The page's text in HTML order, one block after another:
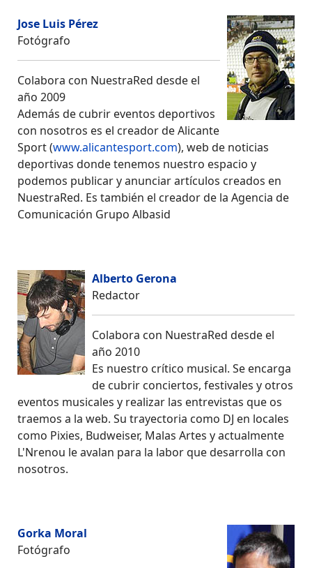
Jose Luis Pérez
Fotógrafo
Colabora con NuestraRed desde el
año 2009
Además de cubrir eventos deportivos
con nosotros es el creador de Alicante
Sport (www.alicantesport.com), web de noticias
deportivas donde tenemos nuestro espacio y
podemos publicar y anunciar artículos creados en
NuestraRed. Es también el creador de la Agencia de
Comunicación Grupo Albasid
Alberto Gerona
Redactor
Colabora con NuestraRed desde el
año 2010
Es nuestro crítico musical. Se encarga
de cubrir conciertos, festivales y otros
eventos musicales y realizar las entrevistas que os
traemos a la web. Su trayectoria como DJ en locales
como Pixies, Budweiser, Malas Artes y actualmente
L'Nrenou le avalan para la labor que desarrolla con
nosotros.
Gorka Moral
Fotógrafo